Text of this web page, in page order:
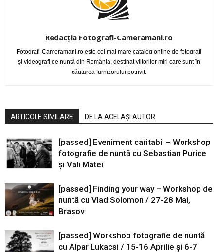
Redacția Fotografi-Cameramani.ro
Fotografi-Cameramani.ro este cel mai mare catalog online de fotografi
și videografi de nuntă din România, destinat viitorilor miri care sunt în
căutarea furnizorului potrivit.
ARTICOLE SIMILARE DE LA ACELAȘI AUTOR
[passed] Eveniment caritabil – Workshop
fotografie de nuntă cu Sebastian Purice
și Vali Matei
[passed] Finding your way – Workshop de
nuntă cu Vlad Solomon / 27-28 Mai,
Brașov
[passed] Workshop fotografie de nuntă
cu Alpar Lukacsi / 15-16 Aprilie și 6-7